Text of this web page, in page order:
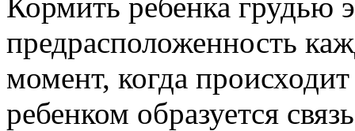
предрасположенность
момент, когда
ребенком образуется